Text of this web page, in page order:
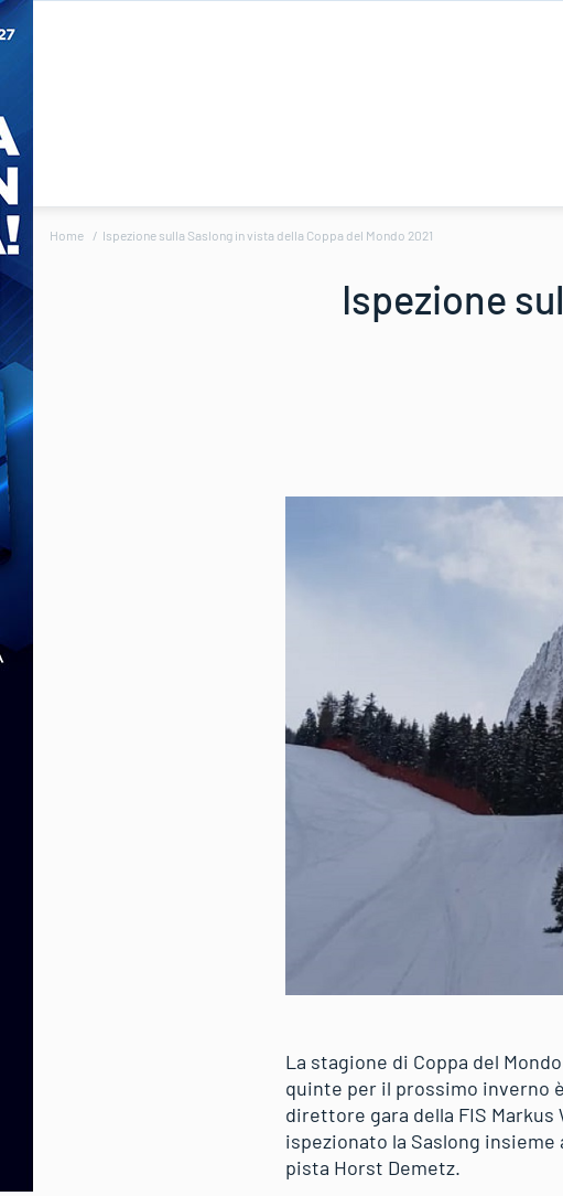
Home Ispezione sulla Saslong in vista della Coppa del Mondo 2021
Ispezione
La stagione di Coppa del
quinte per il prossimo inverno
direttore gara della FIS
ispezionato la Saslong
pista Horst Demetz.